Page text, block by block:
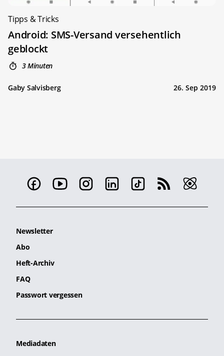
Tipps & Tricks
Android: SMS-Versand versehentlich
geblockt
3 Minuten
Gaby Salvisberg 26. Sep 2019
Newsletter
Abo
Heft-Archiv
FAQ
Passwort vergessen
Mediadaten